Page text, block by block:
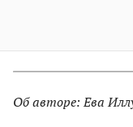
Об авторе: Ева